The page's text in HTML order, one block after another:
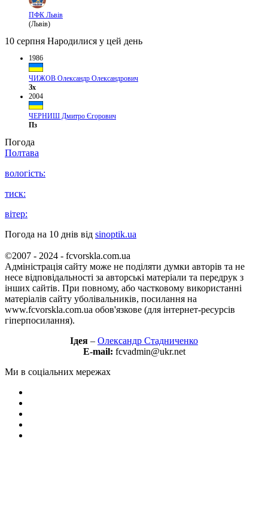
ПФК Львів
(Львів)
10 серпня Народилися у цей день
1986
ЧИЖОВ Олександр Олександрович
Зх
2004
ЧЕРНИШ Дмитро Єгорович
Пз
Погода
Полтава
вологість:
тиск:
вітер:
Погода на 10 днів від sinoptik.ua
©2007 - 2024 - fcvorskla.com.ua
Адміністрація сайту може не поділяти думки авторів та не
несе відповідальності за авторські матеріали та передрук з
інших сайтів. При повному, або частковому використанні
матеріалів сайту уболівальників, посилання на
www.fcvorskla.com.ua обов'язкове (для інтернет-ресурсів
гіперпосилання).
Ідея – Олександр Стадниченко
E-mail: fcvadmin@ukr.net
Ми в соціальних мережах